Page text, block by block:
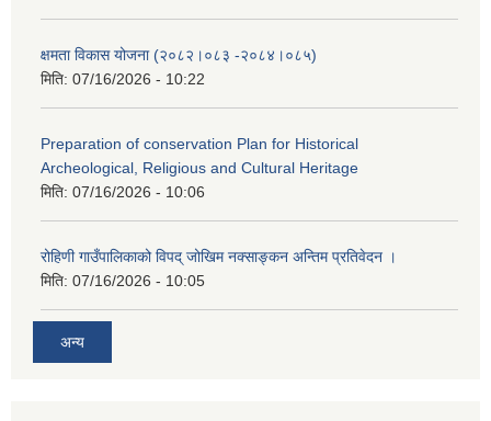
क्षमता विकास योजना (२०८२।०८३‍ -२०८४।०८५)
मिति: 07/16/2026 - 10:22
Preparation of conservation Plan for Historical
Archeological, Religious and Cultural Heritage
मिति: 07/16/2026 - 10:06
रोहिणी गाउँपालिकाको विपद् जोखिम नक्साङ्कन अन्तिम प्रतिवेदन ।
मिति: 07/16/2026 - 10:05
अन्य